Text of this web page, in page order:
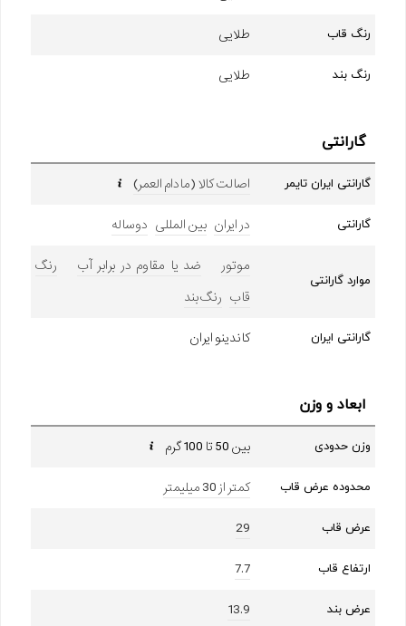
رنگ قاب طلایی
رنگ بند طلایی
گارانتی
گارانتی ایران تایمر اصالت کالا (مادام العمر)
گارانتی در ایران بین المللی دوساله
موارد گارانتی
موتور ضد یا مقاوم در برابر آب
رنگ
قاب رنگ بند
گارانتی ایران کاندینو ایران
ابعاد و وزن
وزن حدودی بین 50 تا 100 گرم
محدوده عرض قاب کمتر از 30 میلیمتر
عرض قاب 29
ارتفاع قاب 7.7
عرض بند 13.9